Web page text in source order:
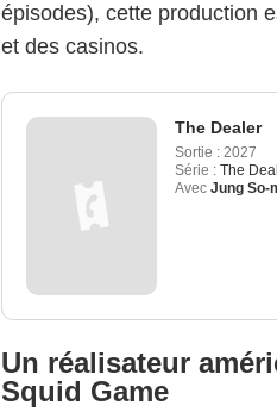
épisodes), cette production
et des casinos.
The Dealer
Sortie : 2027
Série : The
Avec Jung So-
Un réalisateur
Squid Game